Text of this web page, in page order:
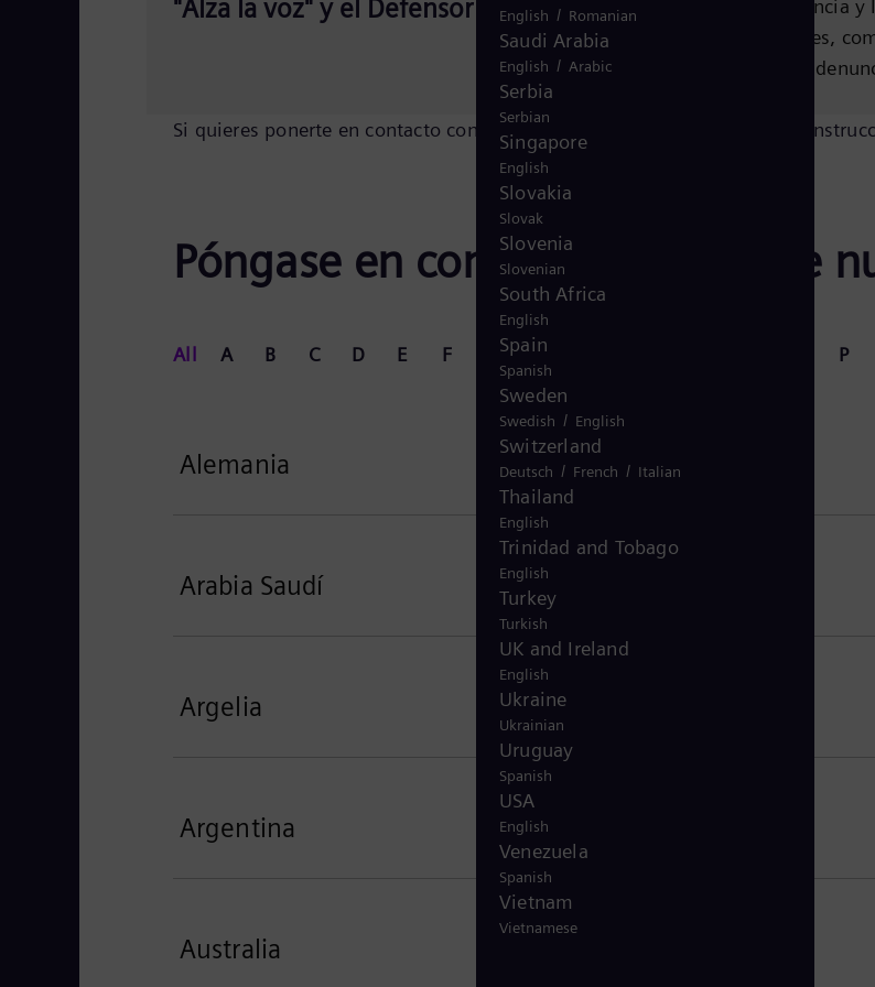
"Alza la voz" y el Defensor del Pueblo
Valoramos la transparencia y
denuncias confidenciales,
de nuestros canales de
Si quieres ponerte en contacto con nosotros de forma cifrada, sigue las
Póngase en contacto con una de
All A B C D E F H P
Alemania
Arabia Saudí
Argelia
Argentina
Australia
English / Romanian
Saudi Arabia
English / Arabic
Serbia
Serbian
Singapore
English
Slovakia
Slovak
Slovenia
Slovenian
South Africa
English
Spain
Spanish
Sweden
Swedish / English
Switzerland
Deutsch / French / Italian
Thailand
English
Trinidad and Tobago
English
Turkey
Turkish
UK and Ireland
English
Ukraine
Ukrainian
Uruguay
Spanish
USA
English
Venezuela
Spanish
Vietnam
Vietnamese